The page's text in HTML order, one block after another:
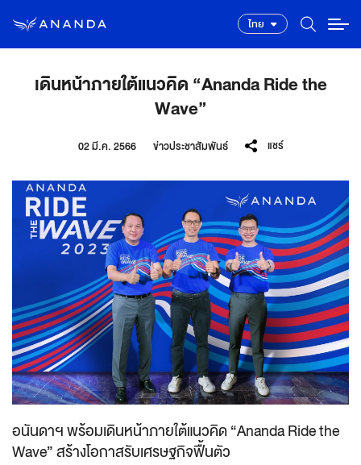
ไทย
เดินหน้าภายใต้แนวคิด “Ananda Ride the
Wave”
02 มี.ค. 2566 ข่าวประชาสัมพันธ์ แชร์
อนันดาฯ พร้อมเดินหน้าภายใต้แนวคิด “Ananda Ride the
Wave” สร้างโอกาสรับเศรษฐกิจฟื้นตัว